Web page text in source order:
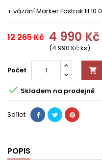
+ vázání Marker Fastrak III 10.0
12 265 Kč 4 990 Kč
(4 990 Kč ks)
Počet 
 Skladem na prodejně
Sdílet
POPIS